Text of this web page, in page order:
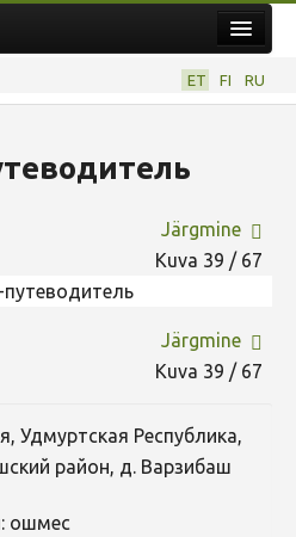
ET FI RU
Järgmine
Kuva 39 / 67
Järgmine
Kuva 39 / 67
Удмуртская Республика,
район, д. Варзибаш
ошмес